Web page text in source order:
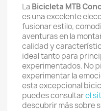
La Bicicleta MTB
es una excelente
fusionar estilo,
aventuras en la
calidad y
ideal tanto para
experimentados. No
experimentar la
esta excepcional
puedes consultarel
descubrir más sobre